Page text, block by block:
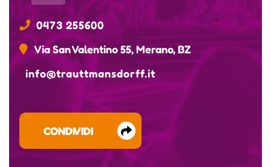
0473 255600
Via San Valentino 55, Merano, BZ
info@trauttmansdorff.it
CONDIVIDI